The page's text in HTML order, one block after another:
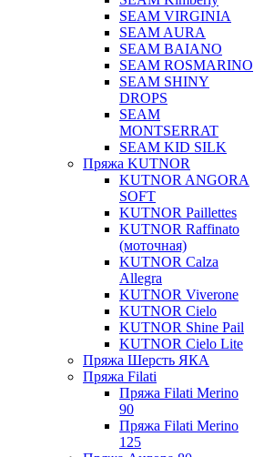
SEAM VIRGINIA
SEAM AURA
SEAM BAIANO
SEAM ROSMARINO
SEAM SHINY
DROPS
SEAM
MONTSERRAT
SEAM KID SILK
Пряжа KUTNOR
KUTNOR ANGORA
SOFT
KUTNOR Paillettes
KUTNOR Raffinato
(моточная)
KUTNOR Calza
Allegra
KUTNOR Viverone
KUTNOR Cielo
KUTNOR Shine Pail
KUTNOR Cielo Lite
Пряжа Шерсть ЯКА
Пряжа Filati
Пряжа Filati Merino
90
Пряжа Filati Merino
125